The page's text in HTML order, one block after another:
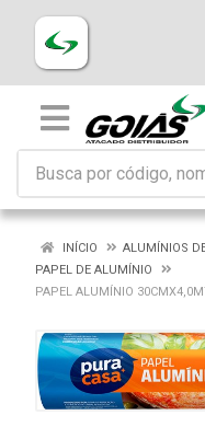
INÍCIO
ALUMÍNIOS
PAPEL DE ALUMÍNIO
PAPEL ALUMÍNIO